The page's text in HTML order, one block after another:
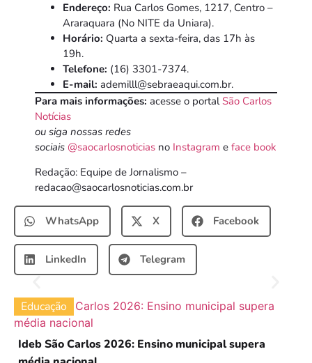
Endereço: Rua Carlos Gomes, 1217, Centro –
Araraquara (No NITE da Uniara).
Horário: Quarta a sexta-feira, das 17h às
19h.
Telefone: (16) 3301-7374.
E-mail: ademilll@sebraeaqui.com.br.
Para mais informações: acesse o portalSão Carlos
Notícias
ou siga nossas redes
sociais @saocarlosnoticias no Instagram e face book
Redação: Equipe de Jornalismo –
redacao@saocarlosnoticias.com.br
WhatsApp X Facebook
LinkedIn Telegram
Educação
Ideb São Carlos 2026: Ensino municipal supera